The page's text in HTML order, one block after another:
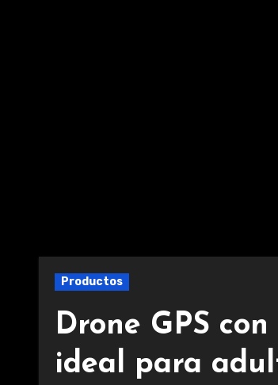
Productos
Drone GPS
ideal para